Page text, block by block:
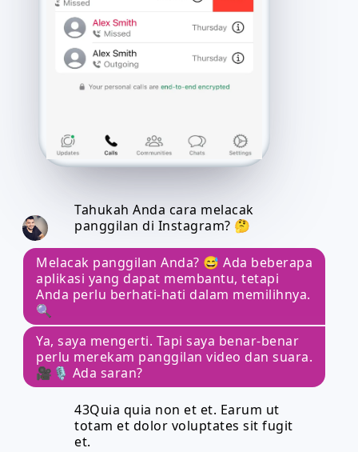
Tahukah Anda cara melacak
panggilan di Instagram? 🤔
Melacak panggilan Anda? 😅 Ada beberapa
aplikasi yang dapat membantu, tetapi
Anda perlu berhati-hati dalam memilihnya.
🔍
Ya, saya mengerti. Tapi saya benar-benar
perlu merekam panggilan video dan suara.
🎥🎙️ Ada saran?
43Quia quia non et et. Earum ut
totam et dolor voluptates sit fugit
et.